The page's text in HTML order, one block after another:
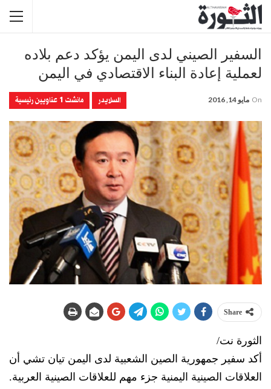
السفير الصيني لدى اليمن يؤكد دعم بلاده
لعملية إعادة البناء الاقتصادي في اليمن
السلايدر مانشت 1 عناويين رئيسية On مايو 14, 2016
Share
الثورة نت/
أكد سفير جمهورية الصين الشعبية لدى اليمن تيان تشي أن
العلاقات الصينية اليمنية جزء مهم للعلاقات الصينية العربية.